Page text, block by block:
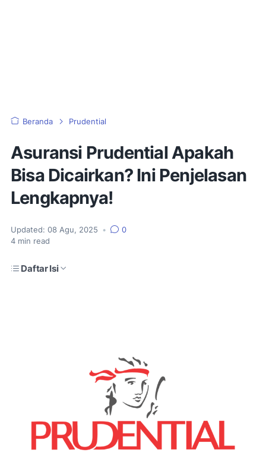
Beranda Prudential
Asuransi Prudential Apakah
Bisa Dicairkan? Ini Penjelasan
Lengkapnya!
Updated: 08 Agu, 2025 •
0
4 min read
Daftar Isi